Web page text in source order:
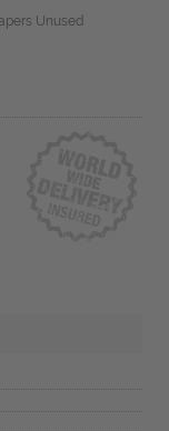
Unused